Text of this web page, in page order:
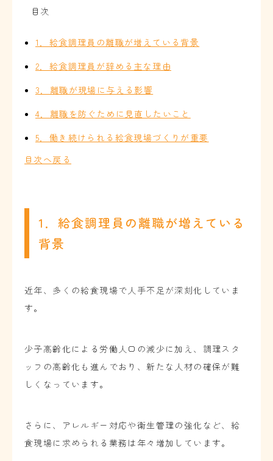
目次
1．給食調理員の離職が増えている背景
2．給食調理員が辞める主な理由
3．離職が現場に与える影響
4．離職を防ぐために見直したいこと
5．働き続けられる給食現場づくりが重要
目次へ戻る
1．給食調理員の離職が増えている
背景
近年、多くの給食現場で人手不足が深刻化していま
す。
少子高齢化による労働人口の減少に加え、調理スタ
ッフの高齢化も進んでおり、新たな人材の確保が難
しくなっています。
さらに、アレルギー対応や衛生管理の強化など、給
食現場に求められる業務は年々増加しています。